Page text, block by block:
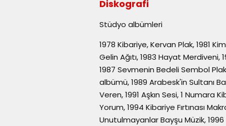
Diskografi
Stüdyo albümleri
1978 Kibariye, Kervan Plak, 1981
Gelin Ağıtı, 1983 Hayat Merdiveni,
1987 Sevmenin Bedeli Sembol
albümü, 1989 Arabesk'in Sultanı
Veren, 1991 Aşkın Sesi, 1 Numara
Yorum, 1994 Kibariye Fırtınası
Unutulmayanlar Bayşu Müzik,